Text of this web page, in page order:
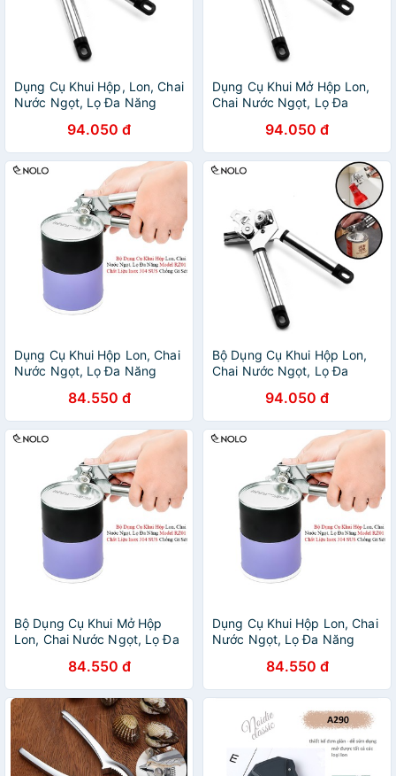
Dụng Cụ Khui Hộp, Lon, Chai
Nước Ngọt, Lọ Đa Năng
Kim Chống Gỉ Sét
94.050 đ
Dụng Cụ Khui Mở Hộp Lon,
Chai Nước Ngọt, Lọ Đa
Kim Chống Gỉ Sét
94.050 đ
Dụng Cụ Khui Hộp Lon, Chai
Nước Ngọt, Lọ Đa Năng
SUS Chống Gỉ Sét
84.550 đ
Bộ Dụng Cụ Khui Hộp Lon,
Chai Nước Ngọt, Lọ Đa
Kim Chống Gỉ Sét
94.050 đ
Bộ Dụng Cụ Khui Mở Hộp
Lon, Chai Nước Ngọt, Lọ Đa
Inox 304 SUS Chống Gỉ Sét
84.550 đ
Dụng Cụ Khui Hộp Lon, Chai
Nước Ngọt, Lọ Đa Năng
304 SUS Chống Gỉ Sét
84.550 đ